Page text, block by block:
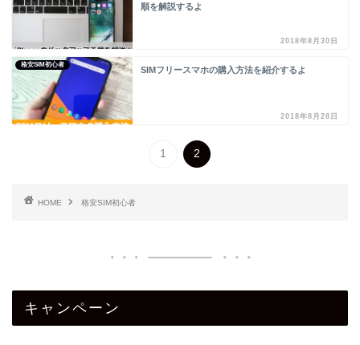
順を解説するよ
2018年8月30日
格安SIM初心者
SIMフリースマホの購入方法を紹介するよ
2018年8月28日
1 2
HOME 格安SIM初心者
キャンペーン